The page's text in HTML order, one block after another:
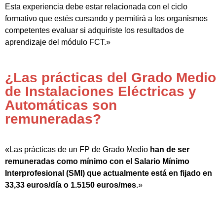
Esta experiencia debe estar relacionada con el ciclo
formativo que estés cursando y permitirá a los organismos
competentes evaluar si adquiriste los resultados de
aprendizaje del módulo FCT.»
¿Las prácticas del Grado Medio
de Instalaciones Eléctricas y
Automáticas son
remuneradas?
«Las prácticas de un FP de Grado Medio han de ser
remuneradas como mínimo con el Salario Mínimo
Interprofesional (SMI) que actualmente está en fijado en
33,33 euros/día o 1.5150 euros/mes.»